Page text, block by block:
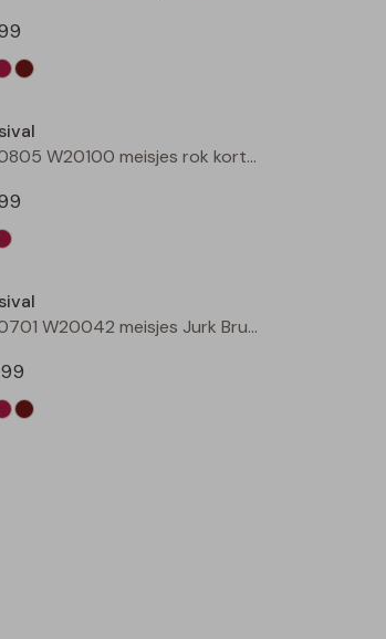
3310805 W20100 meisjes rok kort Marine
3310701 W20042 meisjes Jurk Bruin donker